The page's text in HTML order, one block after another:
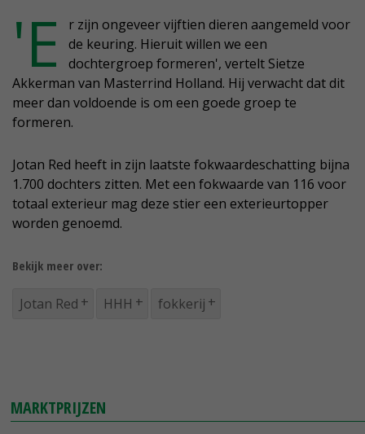
'E
r zijn ongeveer vijftien dieren aangemeld voor
de keuring. Hieruit willen we een
dochtergroep formeren', vertelt Sietze
Akkerman van Masterrind Holland. Hij verwacht dat dit
meer dan voldoende is om een goede groep te
formeren.
Jotan Red heeft in zijn laatste fokwaardeschatting bijna
1.700 dochters zitten. Met een fokwaarde van 116 voor
totaal exterieur mag deze stier een exterieurtopper
worden genoemd.
Bekijk meer over:
Jotan Red HHH fokkerij
MARKTPRIJZEN